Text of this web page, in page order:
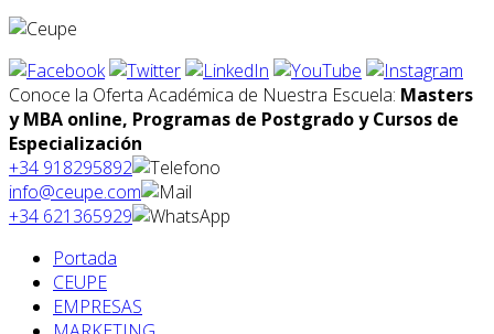
Conoce la Oferta Académica de Nuestra Escuela: Masters
y MBA online, Programas de Postgrado y Cursos de
Especialización
+34 918295892
info@ceupe.com
+34 621365929
Portada
CEUPE
EMPRESAS